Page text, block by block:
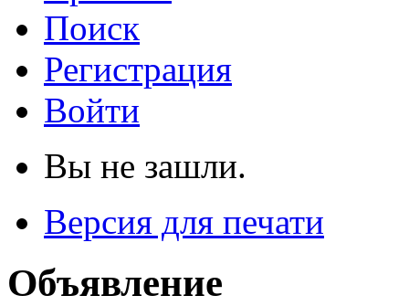
Поиск
Регистрация
Войти
Вы не зашли.
Версия для печати
Объявление